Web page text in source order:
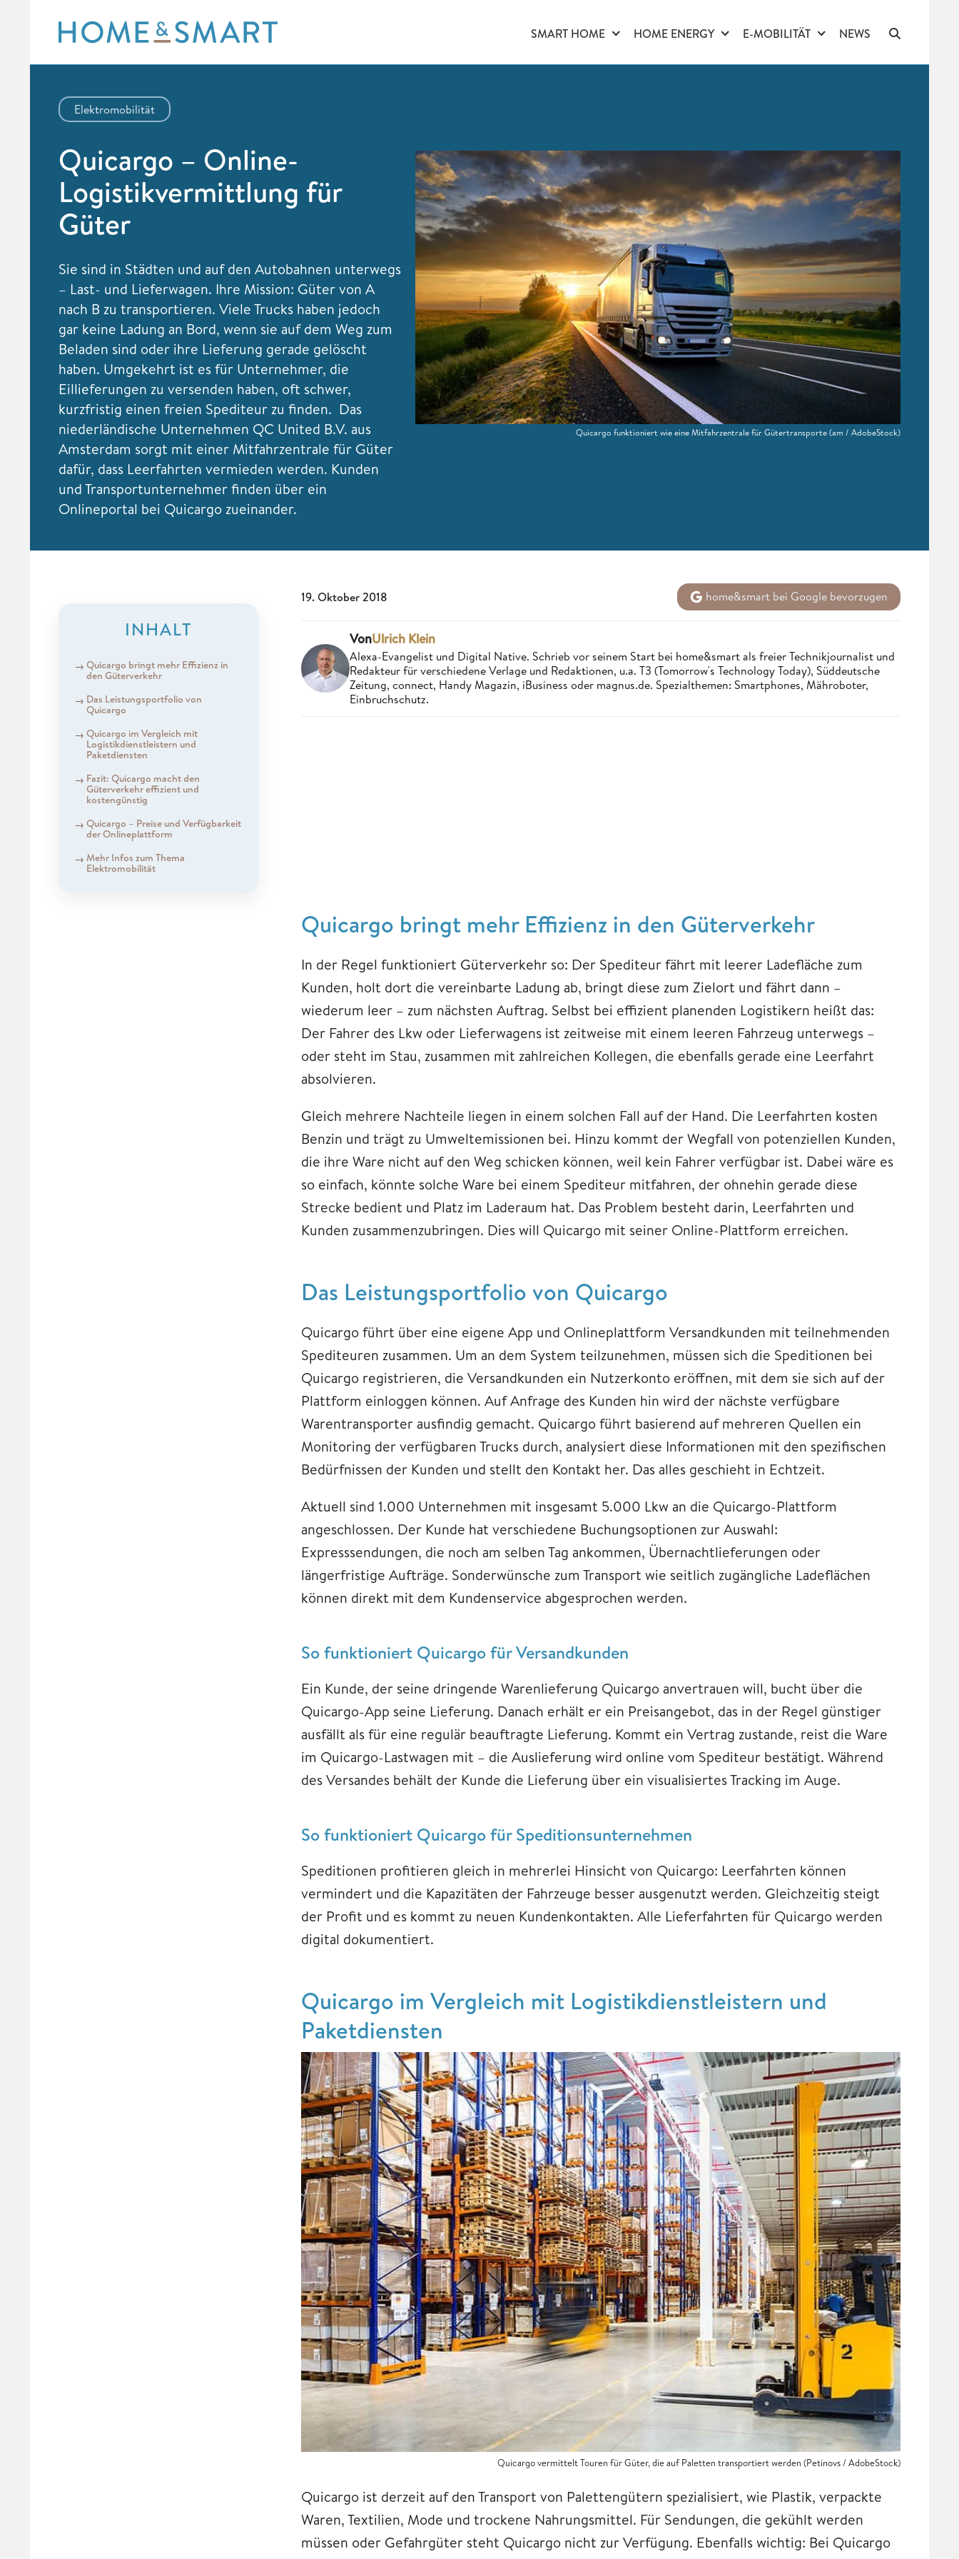
content
SMART HOME HOME ENERGY E-MOBILITÄT NEWS
Elektromobilität
Quicargo – Online-
Logistikvermittlung für
Güter
Sie sind in Städten und auf den Autobahnen unterwegs
– Last- und Lieferwagen. Ihre Mission: Güter von A
nach B zu transportieren. Viele Trucks haben jedoch
gar keine Ladung an Bord, wenn sie auf dem Weg zum
Beladen sind oder ihre Lieferung gerade gelöscht
haben. Umgekehrt ist es für Unternehmer, die
Eillieferungen zu versenden haben, oft schwer,
kurzfristig einen freien Spediteur zu finden. Das
niederländische Unternehmen QC United B.V. aus
Amsterdam sorgt mit einer Mitfahrzentrale für Güter
dafür, dass Leerfahrten vermieden werden. Kunden
und Transportunternehmer finden über ein
Onlineportal bei Quicargo zueinander.
Quicargo funktioniert wie eine Mitfahrzentrale für Gütertransporte(am / AdobeStock)
INHALT
Quicargo bringt mehr Effizienz in
den Güterverkehr
Das Leistungsportfolio von
Quicargo
Quicargo im Vergleich mit
Logistikdienstleistern und
Paketdiensten
Fazit: Quicargo macht den
Güterverkehr effizient und
kostengünstig
Quicargo – Preise und Verfügbarkeit
der Onlineplattform
Mehr Infos zum Thema
Elektromobilität
19. Oktober 2018 home&smart bei Google bevorzugen
VonUlrich Klein
Alexa-Evangelist und Digital Native. Schrieb vor seinem Start bei home&smart als freier Technikjournalist und
Redakteur für verschiedene Verlage und Redaktionen, u.a. T3 (Tomorrow's Technology Today), Süddeutsche
Zeitung, connect, Handy Magazin, iBusiness oder magnus.de. Spezialthemen: Smartphones, Mähroboter,
Einbruchschutz.
Quicargo bringt mehr Effizienz in den Güterverkehr
In der Regel funktioniert Güterverkehr so: Der Spediteur fährt mit leerer Ladefläche zum
Kunden, holt dort die vereinbarte Ladung ab, bringt diese zum Zielort und fährt dann –
wiederum leer – zum nächsten Auftrag. Selbst bei effizient planenden Logistikern heißt das:
Der Fahrer des Lkw oder Lieferwagens ist zeitweise mit einem leeren Fahrzeug unterwegs –
oder steht im Stau, zusammen mit zahlreichen Kollegen, die ebenfalls gerade eine Leerfahrt
absolvieren.
Gleich mehrere Nachteile liegen in einem solchen Fall auf der Hand. Die Leerfahrten kosten
Benzin und trägt zu Umweltemissionen bei. Hinzu kommt der Wegfall von potenziellen Kunden,
die ihre Ware nicht auf den Weg schicken können, weil kein Fahrer verfügbar ist. Dabei wäre es
so einfach, könnte solche Ware bei einem Spediteur mitfahren, der ohnehin gerade diese
Strecke bedient und Platz im Laderaum hat. Das Problem besteht darin, Leerfahrten und
Kunden zusammenzubringen. Dies will Quicargo mit seiner Online-Plattform erreichen.
Das Leistungsportfolio von Quicargo
Quicargo führt über eine eigene App und Onlineplattform Versandkunden mit teilnehmenden
Spediteuren zusammen. Um an dem System teilzunehmen, müssen sich die Speditionen bei
Quicargo registrieren, die Versandkunden ein Nutzerkonto eröffnen, mit dem sie sich auf der
Plattform einloggen können. Auf Anfrage des Kunden hin wird der nächste verfügbare
Warentransporter ausfindig gemacht. Quicargo führt basierend auf mehreren Quellen ein
Monitoring der verfügbaren Trucks durch, analysiert diese Informationen mit den spezifischen
Bedürfnissen der Kunden und stellt den Kontakt her. Das alles geschieht in Echtzeit.
Aktuell sind 1.000 Unternehmen mit insgesamt 5.000 Lkw an die Quicargo-Plattform
angeschlossen. Der Kunde hat verschiedene Buchungsoptionen zur Auswahl:
Expresssendungen, die noch am selben Tag ankommen, Übernachtlieferungen oder
längerfristige Aufträge. Sonderwünsche zum Transport wie seitlich zugängliche Ladeflächen
können direkt mit dem Kundenservice abgesprochen werden.
So funktioniert Quicargo für Versandkunden
Ein Kunde, der seine dringende Warenlieferung Quicargo anvertrauen will, bucht über die
Quicargo-App seine Lieferung. Danach erhält er ein Preisangebot, das in der Regel günstiger
ausfällt als für eine regulär beauftragte Lieferung. Kommt ein Vertrag zustande, reist die Ware
im Quicargo-Lastwagen mit – die Auslieferung wird online vom Spediteur bestätigt. Während
des Versandes behält der Kunde die Lieferung über ein visualisiertes Tracking im Auge.
So funktioniert Quicargo für Speditionsunternehmen
Speditionen profitieren gleich in mehrerlei Hinsicht von Quicargo: Leerfahrten können
vermindert und die Kapazitäten der Fahrzeuge besser ausgenutzt werden. Gleichzeitig steigt
der Profit und es kommt zu neuen Kundenkontakten. Alle Lieferfahrten für Quicargo werden
digital dokumentiert.
Quicargo im Vergleich mit Logistikdienstleistern und
Paketdiensten
Quicargo vermittelt Touren für Güter, die auf Paletten transportiert werden (Petinovs / AdobeStock)
Quicargo ist derzeit auf den Transport von Palettengütern spezialisiert, wie Plastik, verpackte
Waren, Textilien, Mode und trockene Nahrungsmittel. Für Sendungen, die gekühlt werden
müssen oder Gefahrgüter steht Quicargo nicht zur Verfügung. Ebenfalls wichtig: Bei Quicargo